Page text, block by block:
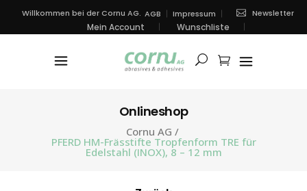
Willkommen bei der Cornu AG. AGB Impressum Newsletter
Mein Account Wunschliste
Onlineshop
Cornu AG /
PFERD HM-Frässtifte Tropfenform TRE für
Edelstahl (INOX), 8 – 12 mm